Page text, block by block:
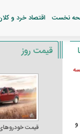
نخست اقتصاد خرد و
قیمت روز
قیمت
و